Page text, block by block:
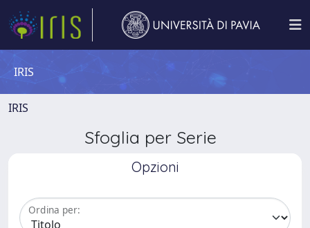
IRIS
IRIS
Sfoglia per Serie
Opzioni
Ordina per: